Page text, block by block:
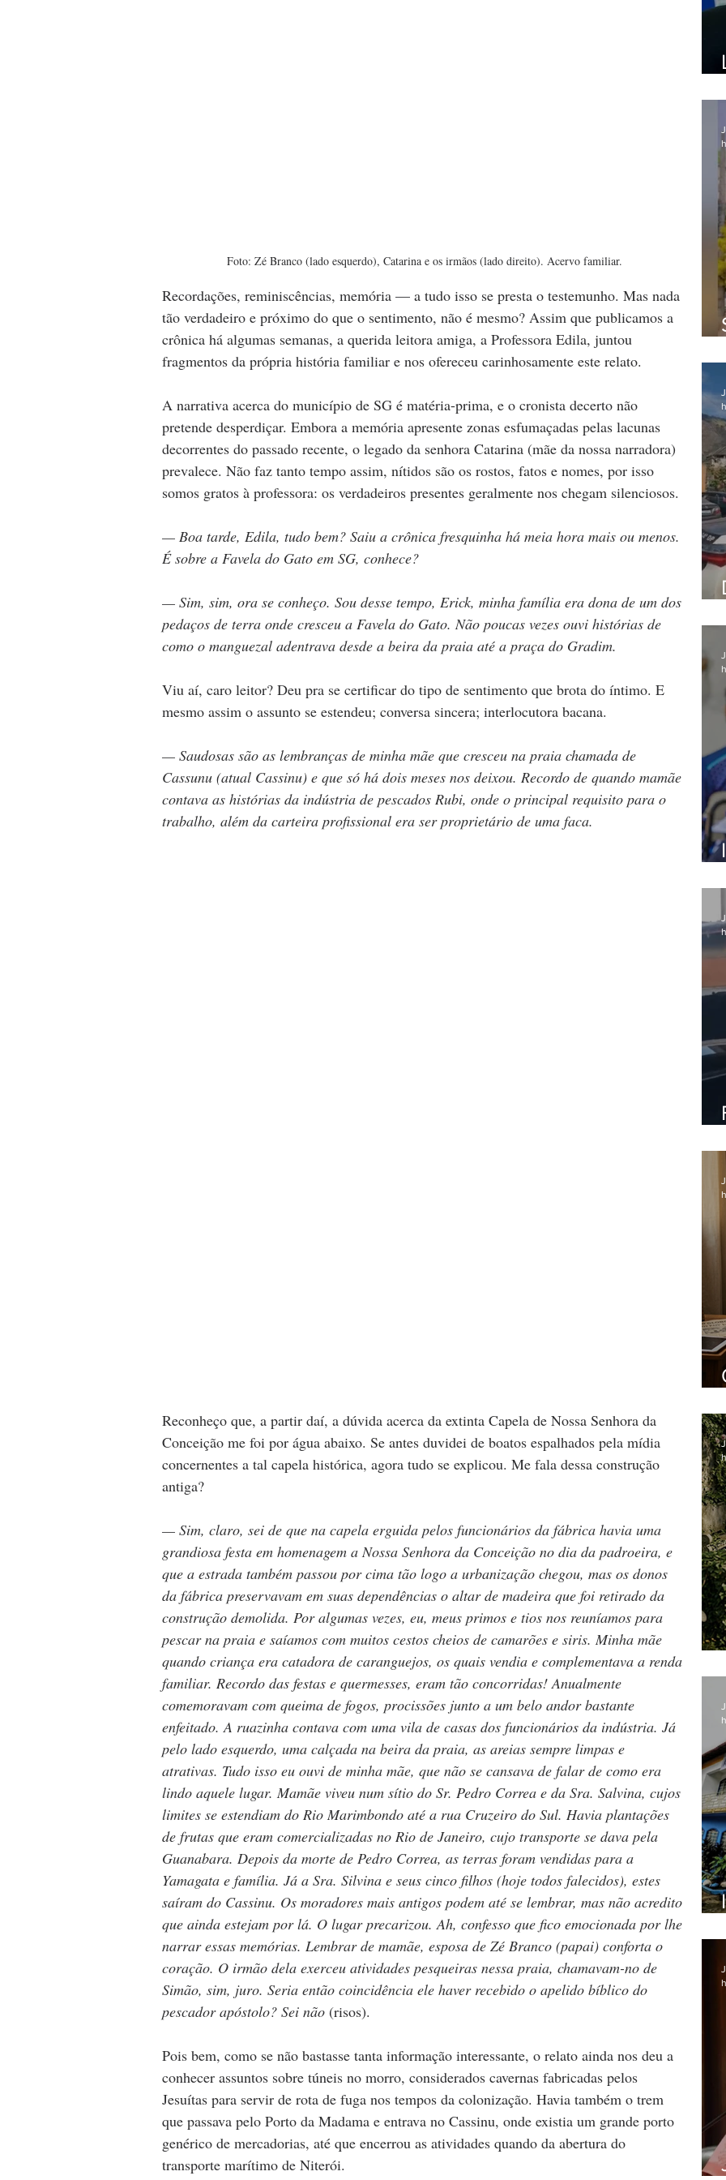
Foto: Zé Branco (lado esquerdo), Catarina e os irmãos (lado direito). Acervo familiar.
Recordações, reminiscências, memória — a tudo isso se presta o testemunho. Mas nada
tão verdadeiro e próximo do que o sentimento, não é mesmo? Assim que publicamos a
crônica há algumas semanas, a querida leitora amiga, a Professora Edila, juntou
fragmentos da própria história familiar e nos ofereceu carinhosamente este relato.
A narrativa acerca do município de SG é matéria-prima, e o cronista decerto não
pretende desperdiçar. Embora a memória apresente zonas esfumaçadas pelas lacunas
decorrentes do passado recente, o legado da senhora Catarina (mãe da nossa narradora)
prevalece. Não faz tanto tempo assim, nítidos são os rostos, fatos e nomes, por isso
somos gratos à professora: os verdadeiros presentes geralmente nos chegam silenciosos.
— Boa tarde, Edila, tudo bem? Saiu a crônica fresquinha há meia hora mais ou menos.
É sobre a Favela do Gato em SG, conhece?
— Sim, sim, ora se conheço. Sou desse tempo, Erick, minha família era dona de um dos
pedaços de terra onde cresceu a Favela do Gato. Não poucas vezes ouvi histórias de
como o manguezal adentrava desde a beira da praia até a praça do Gradim.
Viu aí, caro leitor? Deu pra se certificar do tipo de sentimento que brota do íntimo. E
mesmo assim o assunto se estendeu; conversa sincera; interlocutora bacana.
— Saudosas são as lembranças de minha mãe que cresceu na praia chamada de
Cassunu (atual Cassinu) e que só há dois meses nos deixou. Recordo de quando mamãe
contava as histórias da indústria de pescados Rubi, onde o principal requisito para o
trabalho, além da carteira profissional era ser proprietário de uma faca.
Reconheço que, a partir daí, a dúvida acerca da extinta Capela de Nossa Senhora da
Conceição me foi por água abaixo. Se antes duvidei de boatos espalhados pela mídia
concernentes a tal capela histórica, agora tudo se explicou. Me fala dessa construção
antiga?
— Sim, claro, sei de que na capela erguida pelos funcionários da fábrica havia uma
grandiosa festa em homenagem a Nossa Senhora da Conceição no dia da padroeira, e
que a estrada também passou por cima tão logo a urbanização chegou, mas os donos
da fábrica preservavam em suas dependências o altar de madeira que foi retirado da
construção demolida. Por algumas vezes, eu, meus primos e tios nos reuníamos para
pescar na praia e saíamos com muitos cestos cheios de camarões e siris. Minha mãe
quando criança era catadora de caranguejos, os quais vendia e complementava a renda
familiar. Recordo das festas e quermesses, eram tão concorridas! Anualmente
comemoravam com queima de fogos, procissões junto a um belo andor bastante
enfeitado. A ruazinha contava com uma vila de casas dos funcionários da indústria. Já
pelo lado esquerdo, uma calçada na beira da praia, as areias sempre limpas e
atrativas. Tudo isso eu ouvi de minha mãe, que não se cansava de falar de como era
lindo aquele lugar. Mamãe viveu num sítio do Sr. Pedro Correa e da Sra. Salvina, cujos
limites se estendiam do Rio Marimbondo até a rua Cruzeiro do Sul. Havia plantações
de frutas que eram comercializadas no Rio de Janeiro, cujo transporte se dava pela
Guanabara. Depois da morte de Pedro Correa, as terras foram vendidas para a
Yamagata e família. Já a Sra. Silvina e seus cinco filhos (hoje todos falecidos), estes
saíram do Cassinu. Os moradores mais antigos podem até se lembrar, mas não acredito
que ainda estejam por lá. O lugar precarizou. Ah, confesso que fico emocionada por lhe
narrar essas memórias. Lembrar de mamãe, esposa de Zé Branco (papai) conforta o
coração. O irmão dela exerceu atividades pesqueiras nessa praia, chamavam-no de
Simão, sim, juro. Seria então coincidência ele haver recebido o apelido bíblico do
pescador apóstolo? Sei não (risos).
Pois bem, como se não bastasse tanta informação interessante, o relato ainda nos deu a
conhecer assuntos sobre túneis no morro, considerados cavernas fabricadas pelos
Jesuítas para servir de rota de fuga nos tempos da colonização. Havia também o trem
que passava pelo Porto da Madama e entrava no Cassinu, onde existia um grande porto
genérico de mercadorias, até que encerrou as atividades quando da abertura do
transporte marítimo de Niterói.